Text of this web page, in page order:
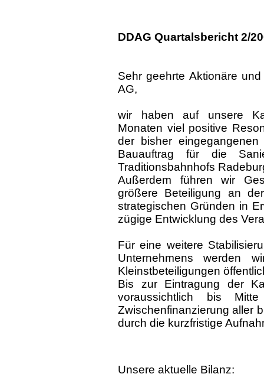
DDAG Quartalsbericht 2/
Sehr geehrte Aktionäre
AG,
wir haben auf unsere
Monaten viel positive
der bisher
Bauauftrag für die
Traditionsbahnhofs
Außerdem führen wir
größere Beteiligung an
strategischen Gründen in
zügige Entwicklung des
Für eine weitere
Unternehmens werden
Kleinstbeteiligungen
Bis zur Eintragung der
voraussichtlich bis
Zwischenfinanzierung aller
durch die kurzfristige
Unsere aktuelle Bilanz: